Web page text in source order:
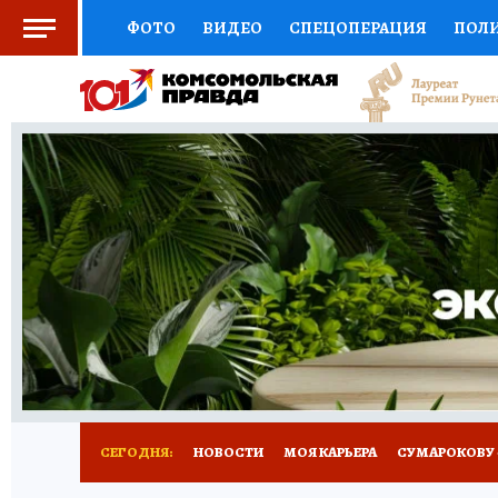
ФОТО ВИДЕО СПЕЦОПЕРАЦИЯ
СОЦПОДДЕРЖКА НАУКА АФИША
ВЫБОР ЭКСПЕРТОВ ДОКТОР
КНИЖНАЯ ПОЛКА ПРОГНОЗЫ НА СПОРТ
ПРЕСС-ЦЕНТР НЕДВИЖИМОСТЬ
РАДИО КП РЕКЛАМА ТЕСТЫ НОВОЕ
СЕГОДНЯ: НОВОСТИ МОЯ КАРЬЕРА СУМАРОКОВУ